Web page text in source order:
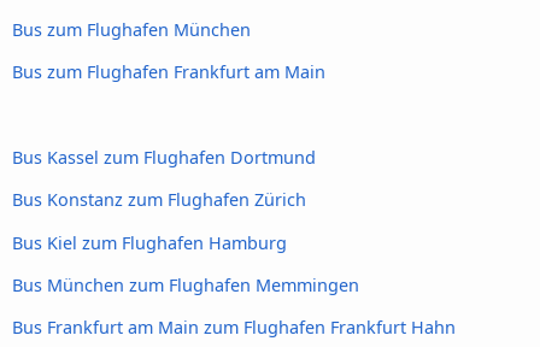
Bus zum Flughafen München
Bus zum Flughafen Frankfurt am Main
Bus Kassel zum Flughafen Dortmund
Bus Konstanz zum Flughafen Zürich
Bus Kiel zum Flughafen Hamburg
Bus München zum Flughafen Memmingen
Bus Frankfurt am Main zum Flughafen Frankfurt Hahn